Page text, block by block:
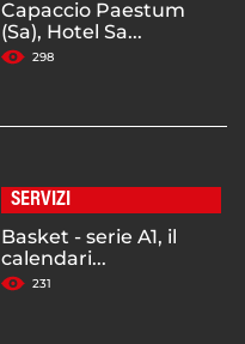
Capaccio Paestum
(Sa), Hotel Sa...
298
SERVIZI
Basket - serie A1, il
calendari...
231